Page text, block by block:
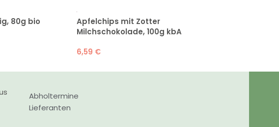
80g bio
Apfelchips mit Zotter
Milchschokolade, 100g kbA
6,59 €
Abholtermine
Lieferanten